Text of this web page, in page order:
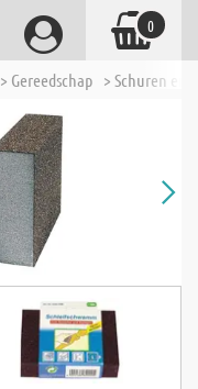
> Gereedschap > Schuren en
0